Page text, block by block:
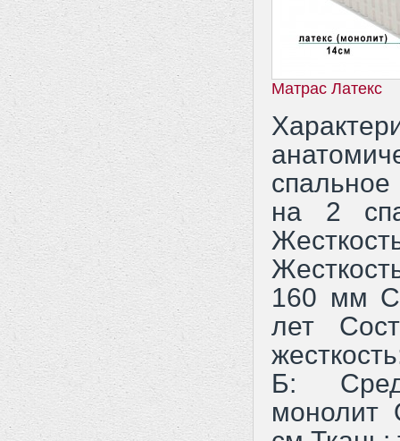
Матрас Латекс
на 2
160 мм
лет
Б:
монолит